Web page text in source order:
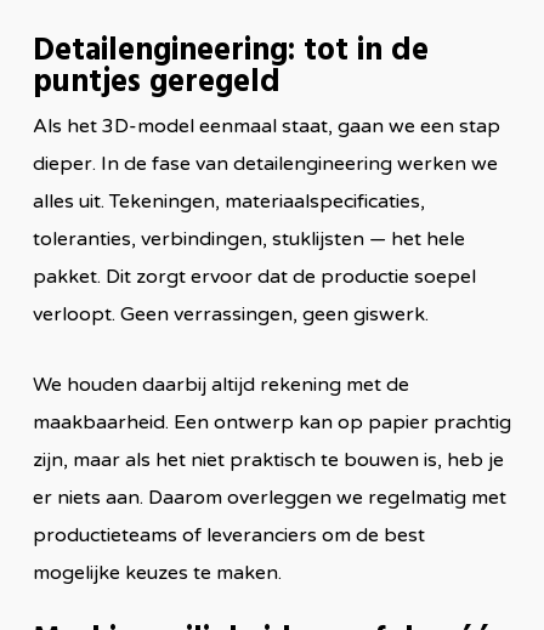
Detailengineering: tot in de
puntjes geregeld
Als het 3D-model eenmaal staat, gaan we een stap
dieper. In de fase van detailengineering werken we
alles uit. Tekeningen, materiaalspecificaties,
toleranties, verbindingen, stuklijsten — het hele
pakket. Dit zorgt ervoor dat de productie soepel
verloopt. Geen verrassingen, geen giswerk.
We houden daarbij altijd rekening met de
maakbaarheid. Een ontwerp kan op papier prachtig
zijn, maar als het niet praktisch te bouwen is, heb je
er niets aan. Daarom overleggen we regelmatig met
productieteams of leveranciers om de best
mogelijke keuzes te maken.